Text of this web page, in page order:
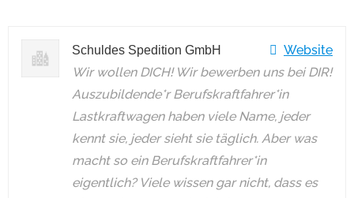
Website
Schuldes Spedition GmbH
Wir wollen DICH! Wir bewerben uns bei DIR!
Auszubildende*r Berufskraftfahrer*in
Lastkraftwagen haben viele Name, jeder
kennt sie, jeder sieht sie täglich. Aber was
macht so ein Berufskraftfahrer*in
eigentlich? Viele wissen gar nicht, dass es